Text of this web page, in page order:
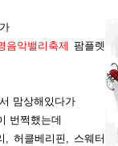
음악밸리축제 팜플렛
맘상해있다가
번쩍했는데
, 허클베리핀, 스웨터